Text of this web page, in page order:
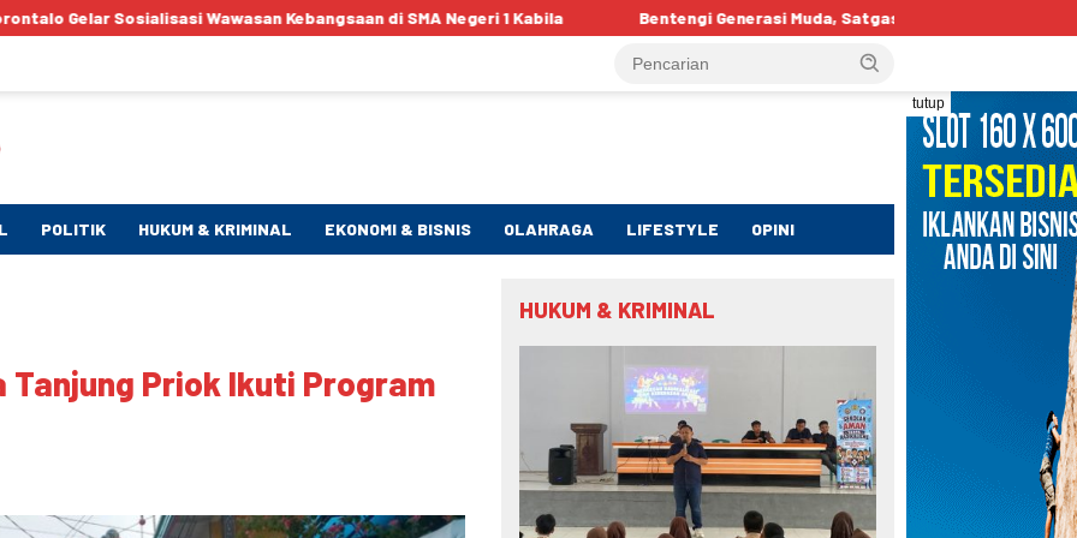
Kebangsaan di SMA Negeri 1 Kabila Bentengi Generasi Muda, Satgaswil Gorontalo Edukasi Pelajar tentang Bahaya
tutup
POLITIK HUKUM & KRIMINAL EKONOMI & BISNIS OLAHRAGA LIFESTYLE OPINI
Tanjung Priok Ikuti Program
HUKUM & KRIMINAL